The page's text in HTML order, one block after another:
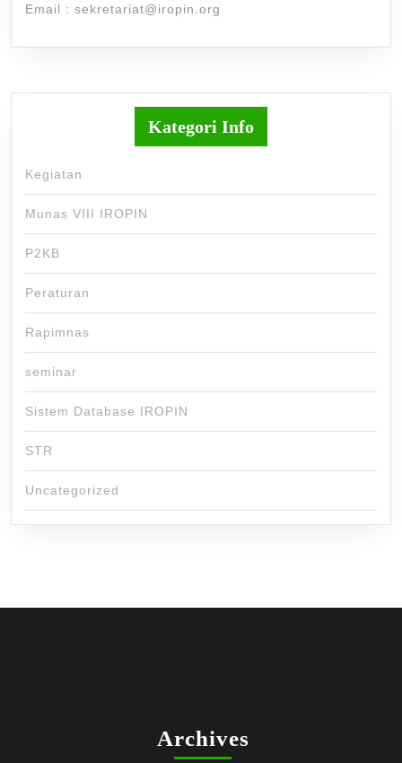
Email : sekretariat@iropin.org
Kategori Info
Kegiatan
Munas VIII IROPIN
P2KB
Peraturan
Rapimnas
seminar
Sistem Database IROPIN
STR
Uncategorized
Archives